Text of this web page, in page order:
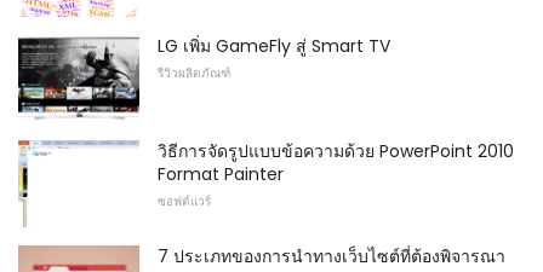
LG เพิ่ม GameFly สู่ Smart TV
รีวิวผลิตภัณฑ์
วิธีการจัดรูปแบบข้อความด้วย PowerPoint 2010
Format Painter
ซอฟต์แวร์
7 ประเภทของการนำทางเว็บไซต์ที่ต้องพิจารณา